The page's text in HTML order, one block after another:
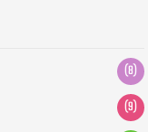
(8)
(9)